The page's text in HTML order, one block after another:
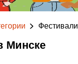
Фестивали
Минске